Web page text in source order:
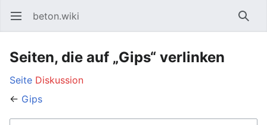
Hauptmenü öffnen beton.wiki
Seiten, die auf „Gips“ verlinken
Seite Diskussion
← Gips